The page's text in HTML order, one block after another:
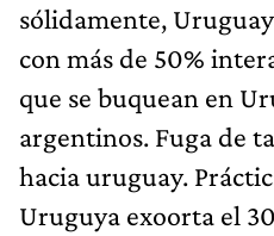
sólidamente,
con más de 50%
que se buquean en
argentinos. Fuga de
hacia uruguay.
Uruguya exoorta el